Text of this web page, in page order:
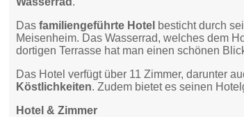
Dasfamiliengeführte Hotel besticht durch
Meisenheim. Das Wasserrad, welches dem
dortigen Terrasse hat man einen schönen
Das Hotel verfügt über 11 Zimmer, darunter
Köstlichkeiten. Zudem bietet es seinen
Hotel & Zimmer